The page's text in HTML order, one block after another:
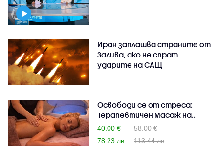
Иран заплашва страните от
Залива, ако не спрат
ударите на САЩ
Освободи се от стреса:
Терапевтичен масаж на..
40.00 €
58.00 €
78.23 лв
113.44 лв